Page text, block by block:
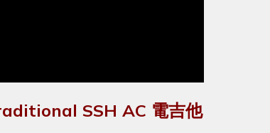
SSH AC 電吉他